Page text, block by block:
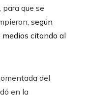
que se
según
medios citando al
del
en la